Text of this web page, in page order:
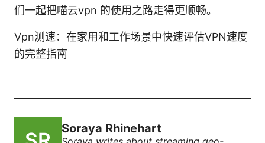
们一起把喵云vpn 的使用之路走得更顺畅。
Vpn测速：在家用和工作场景中快速评估VPN速度
的完整指南
Soraya Rhinehart